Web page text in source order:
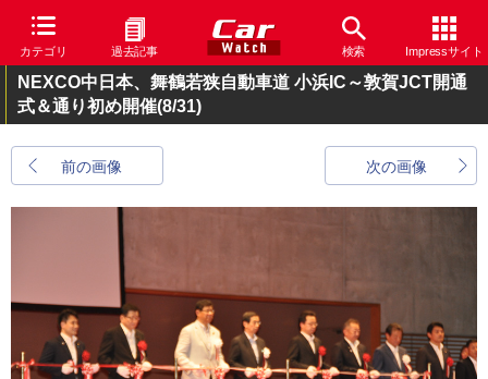
カテゴリ 過去記事 検索 Impressサイト
NEXCO中日本、舞鶴若狭自動車道 小浜IC～敦賀JCT開通
式＆通り初め開催(8/31)
前の画像 次の画像